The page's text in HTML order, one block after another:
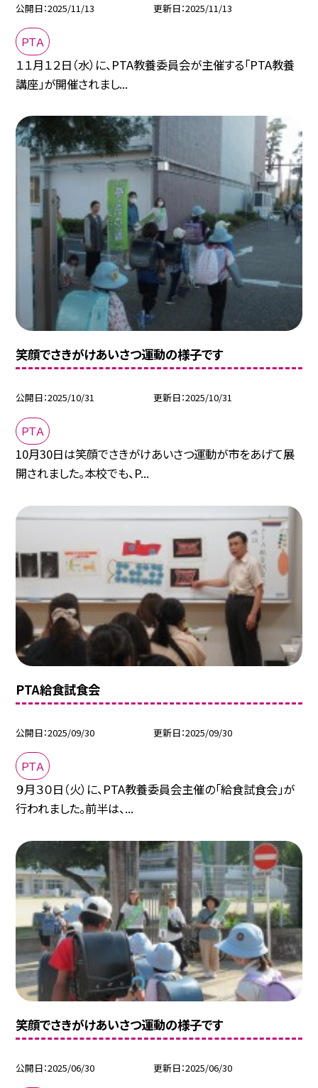
公開日 2025/11/13 更新日 2025/11/13
ＰＴＡ
１１月１２日（水）に、PTA教養委員会が主催する「PTA教養
講座」が開催されまし...
笑顔でさきがけあいさつ運動の様子です
公開日 2025/10/31 更新日 2025/10/31
ＰＴＡ
10月30日は笑顔でさきがけあいさつ運動が市をあげて展
開されました。本校でも、P...
PTA給食試食会
公開日 2025/09/30 更新日 2025/09/30
ＰＴＡ
９月３０日（火）に、PTA教養委員会主催の「給食試食会」が
行われました。前半は、...
笑顔でさきがけあいさつ運動の様子です
公開日 2025/06/30 更新日 2025/06/30